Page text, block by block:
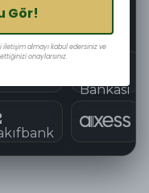
Kartlara 12 Taksit
Gör!
iletişim almayı kabul edersiniz ve
onaylarsınız.